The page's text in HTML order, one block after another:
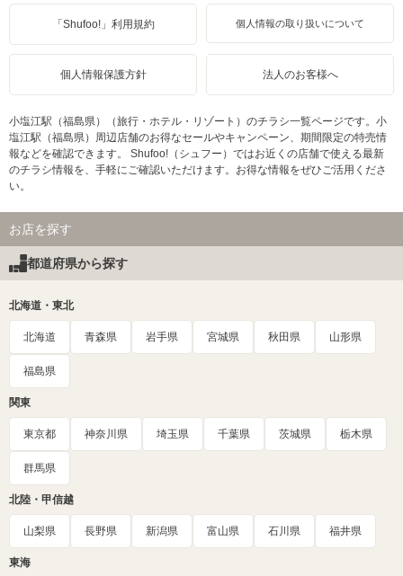
「Shufoo!」利用規約 個人情報の取り扱いについて
個人情報保護方針 法人のお客様へ
小塩江駅（福島県）（旅行・ホテル・リゾート）のチラシ一覧ページです。小
塩江駅（福島県）周辺店舗のお得なセールやキャンペーン、期間限定の特売情
報などを確認できます。 Shufoo!（シュフー）ではお近くの店舗で使える最新
のチラシ情報を、手軽にご確認いただけます。お得な情報をぜひご活用くださ
い。
お店を探す
都道府県から探す
北海道・東北
北海道 青森県 岩手県 宮城県 秋田県 山形県
福島県
関東
東京都 神奈川県 埼玉県 千葉県 茨城県 栃木県
群馬県
北陸・甲信越
山梨県 長野県 新潟県 富山県 石川県 福井県
東海